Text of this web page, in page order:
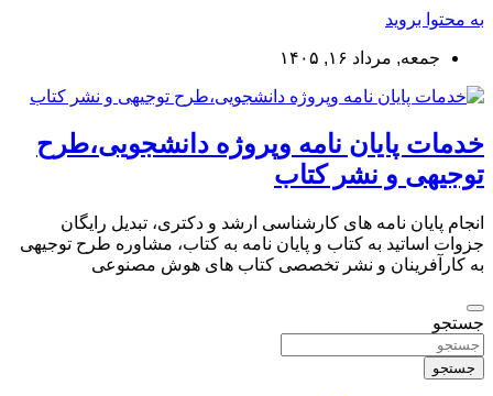
به محتوا بروید
جمعه, مرداد ۱۶, ۱۴۰۵
خدمات پایان نامه وپروژه دانشجویی،طرح
توجیهی و نشر کتاب
انجام پایان نامه های کارشناسی ارشد و دکتری، تبدیل رایگان
جزوات اساتید به کتاب و پایان نامه به کتاب، مشاوره طرح توجیهی
به کارآفرینان و نشر تخصصی کتاب های هوش مصنوعی
جستجو
جستجو